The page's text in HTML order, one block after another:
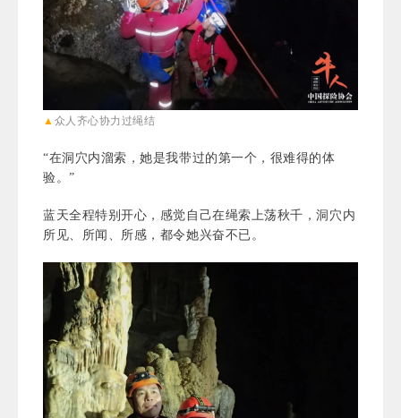
▲ 众人齐心协力过绳结
“在洞穴内溜索，她是我带过的第一个，很难得的体
验。”
蓝天全程特别开心，感觉自己在绳索上荡秋千，洞穴内
所见、所闻、所感，都令她兴奋不已。